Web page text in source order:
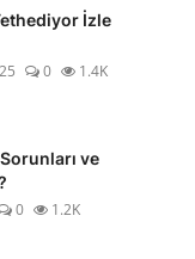
İzle
0 1.4K
ve
0 1.2K